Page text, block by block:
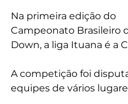
Na primeira edição do
Campeonato Brasileiro
Down, a liga Ituana é a
A competição foi
equipes de vários